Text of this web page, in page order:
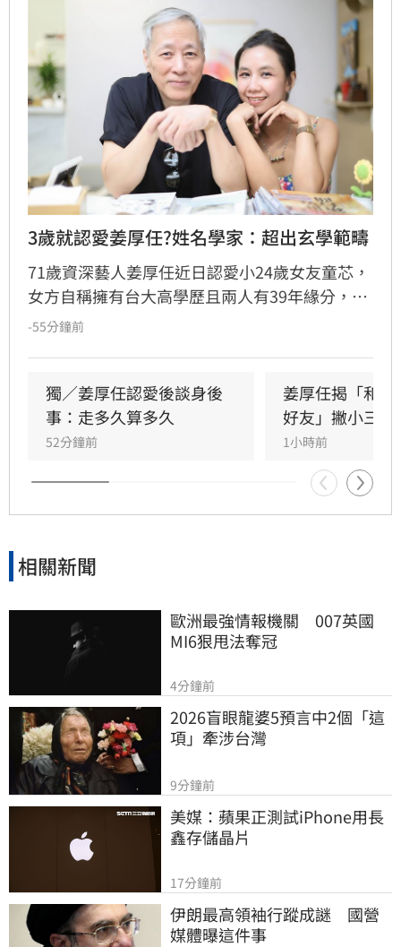
3歲就認愛姜厚任?姓名學家：超出玄學範疇
71歲資深藝人姜厚任近日認愛小24歲女友童芯，
女方自稱擁有台大高學歷且兩人有39年緣分，引
發熱議。隨後女方過往背景遭網友起底，包括多
恐有違反姓名條例疑慮，且其自稱三歲即認定對
方為老公的說法邏輯矛盾。吳睿穎直言，這段戀
情的人設背景過於離奇，已完全超出玄學範疇，
引發各界對女方真實動機的廣泛討論，這段戀情
也因此成為近期演藝圈備受矚目的焦點話題。
-55分鐘前
獨／姜厚任認愛後談身後
事：走多久算多久
52分鐘前
姜厚任揭「和
好友」撇小三傳
1小時前
相關新聞
歐洲最強情報機關　007英國
MI6狠甩法奪冠
4分鐘前
2026盲眼龍婆5預言中2個「這
項」牽涉台灣
9分鐘前
美媒：蘋果正測試iPhone用長
鑫存儲晶片
17分鐘前
伊朗最高領袖行蹤成謎　國營
媒體曝這件事